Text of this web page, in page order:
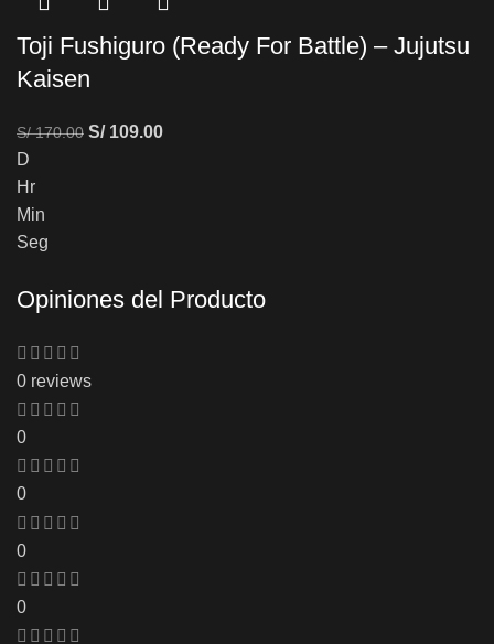
Toji Fushiguro (Ready For Battle) – Jujutsu
Kaisen
S/170.00 S/109.00
D
Hr
Min
Seg
Opiniones del Producto
0 reviews
0
0
0
0